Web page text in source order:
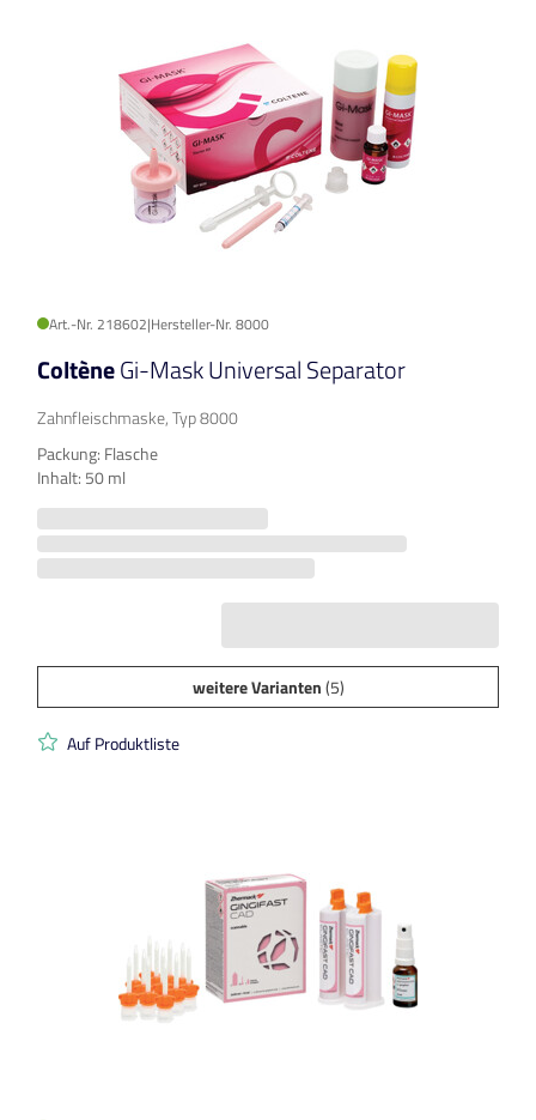
Art.-Nr. 218602|Hersteller-Nr. 8000
ColtèneGi-Mask Universal Separator
Zahnfleischmaske, Typ 8000
Packung: Flasche
Inhalt: 50 ml
weitere Varianten(5)
Auf Produktliste